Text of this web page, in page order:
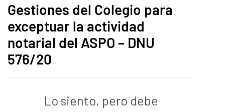
Gestiones del Colegio para
exceptuar la actividad
notarial del ASPO – DNU
576/20
Lo siento, pero debe